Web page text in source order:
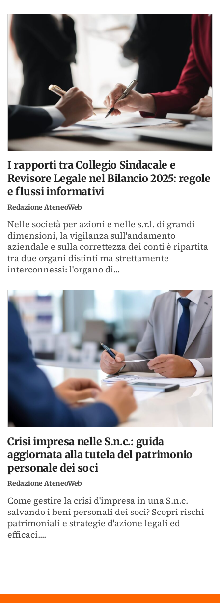
I rapporti tra Collegio Sindacale e
Revisore Legale nel Bilancio 2025: regole
e flussi informativi
Redazione AteneoWeb
Nelle società per azioni e nelle s.r.l. di grandi
dimensioni, la vigilanza sull'andamento
aziendale e sulla correttezza dei conti è ripartita
tra due organi distinti ma strettamente
interconnessi: l'organo di...
Crisi impresa nelle S.n.c.: guida
aggiornata alla tutela del patrimonio
personale dei soci
Redazione AteneoWeb
Come gestire la crisi d'impresa in una S.n.c.
salvando i beni personali dei soci? Scopri rischi
patrimoniali e strategie d'azione legali ed
efficaci....